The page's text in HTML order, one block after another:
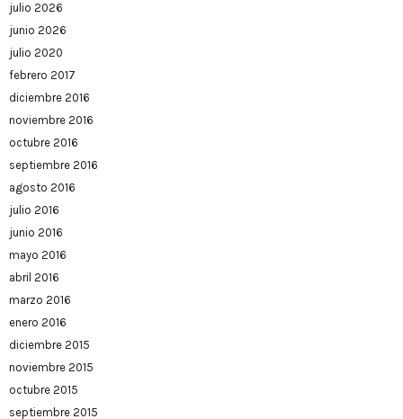
julio 2026
junio 2026
julio 2020
febrero 2017
diciembre 2016
noviembre 2016
octubre 2016
septiembre 2016
agosto 2016
julio 2016
junio 2016
mayo 2016
abril 2016
marzo 2016
enero 2016
diciembre 2015
noviembre 2015
octubre 2015
septiembre 2015